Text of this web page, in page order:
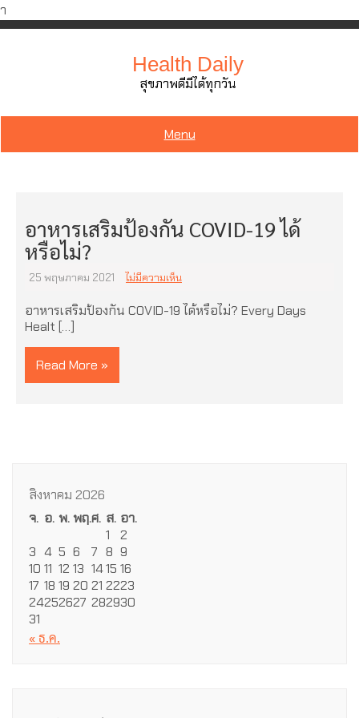
ำ
Skip
Health Daily
สุขภาพดีมีได้ทุกวัน
Menu
อาหารเสริมป้องกัน COVID-19 ได้
หรือไม่?
25 พฤษภาคม 2021 ไม่มีความเห็น
อาหารเสริมป้องกัน COVID-19 ได้หรือไม่? Every Days
Healt […]
Read More »
สิงหาคม 2026
จ. อ. พ.พฤ.ศ. ส. อา.
1
2
3 4 5 6 7 8 9
10 11 12 13 1415 16
17 18 19 20 21 2223
24252627 282930
31
« ธ.ค.